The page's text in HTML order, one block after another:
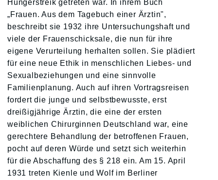
Hungerstreik getreten war. In ihrem Buch
„Frauen. Aus dem Tagebuch einer Ärztin",
beschreibt sie 1932 ihre Untersuchungshaft und
viele der Frauenschicksale, die nun für ihre
eigene Verurteilung herhalten sollen. Sie plädiert
für eine neue Ethik in menschlichen Liebes- und
Sexualbeziehungen und eine sinnvolle
Familienplanung. Auch auf ihren Vortragsreisen
fordert die junge und selbstbewusste, erst
dreißigjährige Ärztin, die eine der ersten
weiblichen Chirurginnen Deutschland war, eine
gerechtere Behandlung der betroffenen Frauen,
pocht auf deren Würde und setzt sich weiterhin
für die Abschaffung des § 218 ein. Am 15. April
1931 treten Kienle und Wolf im Berliner